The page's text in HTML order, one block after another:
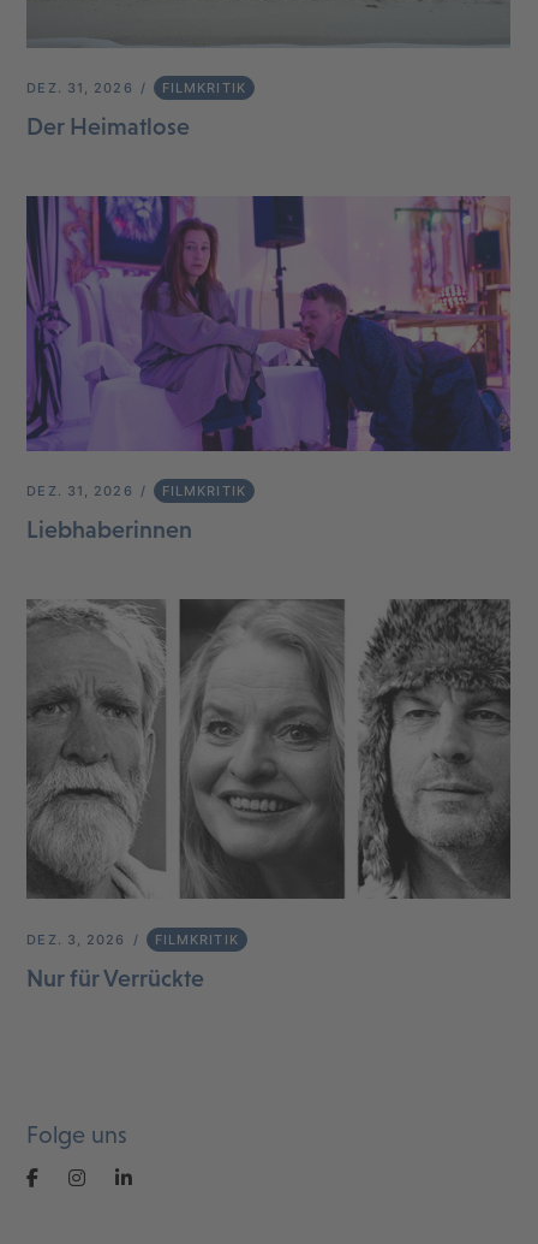
DEZ. 31, 2026 FILMKRITIK
Der Heimatlose
DEZ. 31, 2026 FILMKRITIK
Liebhaberinnen
DEZ. 3, 2026 FILMKRITIK
Nur für Verrückte
Folge uns